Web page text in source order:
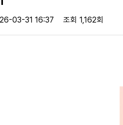
26-03-31 16:37 조회 1,162회